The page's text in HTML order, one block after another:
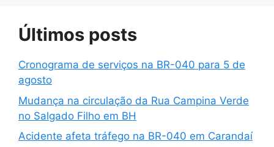
Últimos posts
Cronograma de serviços na BR-040 para 5 de
agosto
Mudança na circulação da Rua Campina Verde
no Salgado Filho em BH
Acidente afeta tráfego na BR-040 em Carandaí